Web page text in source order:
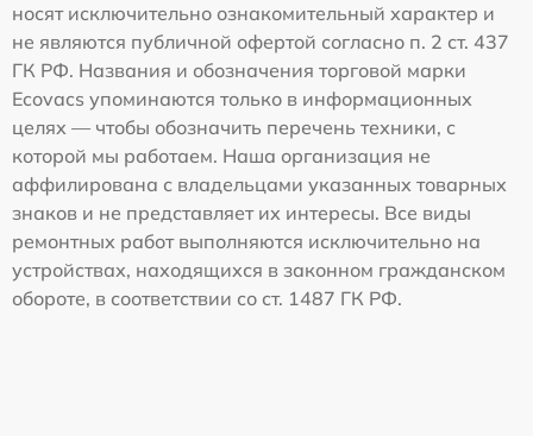
носят исключительно ознакомительный характер и
не являются публичной офертой согласно п. 2 ст. 437
ГК РФ. Названия и обозначения торговой марки
Ecovacs упоминаются только в информационных
целях — чтобы обозначить перечень техники, с
которой мы работаем. Наша организация не
аффилирована с владельцами указанных товарных
знаков и не представляет их интересы. Все виды
ремонтных работ выполняются исключительно на
устройствах, находящихся в законном гражданском
обороте, в соответствии со ст. 1487 ГК РФ.